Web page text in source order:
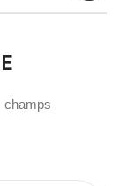
champs